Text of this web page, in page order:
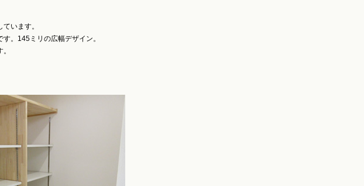
います。
。145ミリの広幅デザイン。